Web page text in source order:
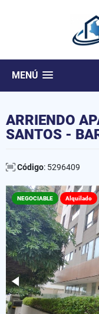
MENÚ
ARRIENDO
SANTOS -
Código: 5296409
NEGOCIABLE Alquilado